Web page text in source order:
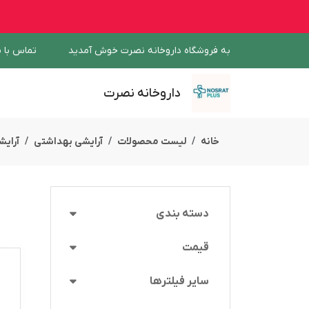
به فروشگاه داروخانه نصرت خوش آمدید تماس با
داروخانه نصرت
خانه لیست محصولات آرایشی بهداشتی
دسته بندی
قیمت
سایر فیلترها